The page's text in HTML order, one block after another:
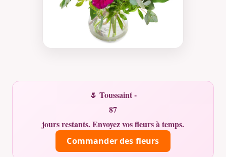
🌷 Toussaint -
87
jours restants. Envoyez vos fleurs à temps.
Commander des fleurs